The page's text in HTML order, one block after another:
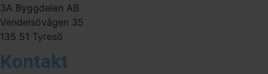
3A Byggdelen AB
Vendelsövägen 35
135 51 Tyresö
Kontakt